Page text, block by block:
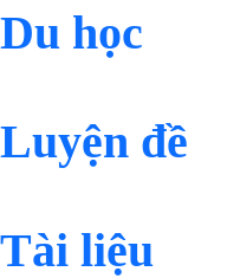
Du học
Luyện đề
Tài liệu